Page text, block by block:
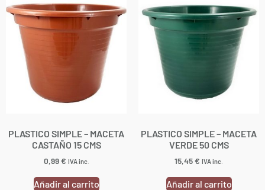
PLASTICO SIMPLE – MACETA
CASTAÑO 15 CMS
0,99€ IVA inc.
Añadir al carrito
PLASTICO SIMPLE – MACETA
VERDE 50 CMS
15,45€ IVA inc.
Añadir al carrito